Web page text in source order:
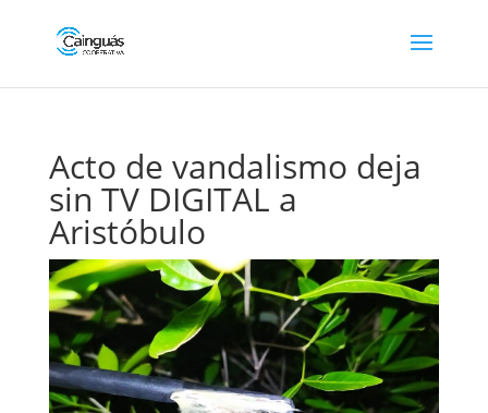
Acto de vandalismo deja
sin TV DIGITAL a
Aristóbulo